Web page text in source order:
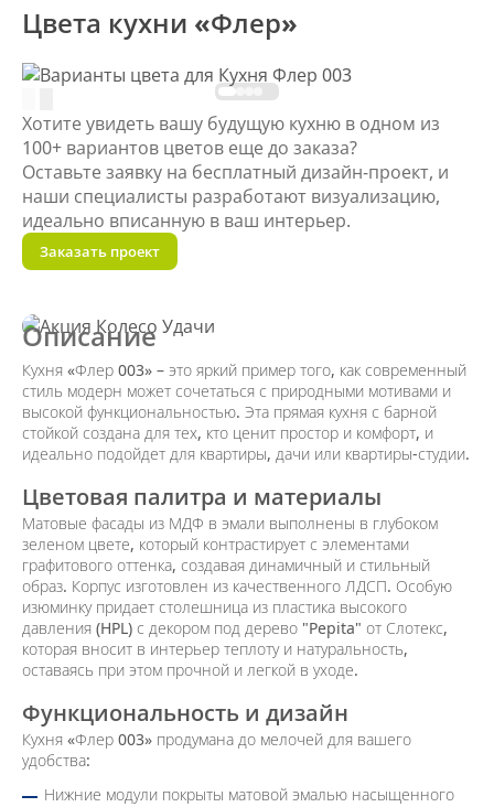
Цвета кухни «Флер»
Хотите увидеть вашу будущую кухню в одном из
100+ вариантов цветов еще до заказа?
Оставьте заявку на бесплатный дизайн-проект, и
наши специалисты разработают визуализацию,
идеально вписанную в ваш интерьер.
Заказать проект
Описание
Кухня «Флер 003» – это яркий пример того, как современный
стиль модерн может сочетаться с природными мотивами и
высокой функциональностью. Эта прямая кухня с барной
стойкой создана для тех, кто ценит простор и комфорт, и
идеально подойдет для квартиры, дачи или квартиры-студии.
Цветовая палитра и материалы
Матовые фасады из МДФ в эмали выполнены в глубоком
зеленом цвете, который контрастирует с элементами
графитового оттенка, создавая динамичный и стильный
образ. Корпус изготовлен из качественного ЛДСП. Особую
изюминку придает столешница из пластика высокого
давления (HPL) с декором под дерево "Pepita" от Слотекс,
которая вносит в интерьер теплоту и натуральность,
оставаясь при этом прочной и легкой в уходе.
Функциональность и дизайн
Кухня «Флер 003» продумана до мелочей для вашего
удобства:
Нижние модули покрыты матовой эмалью насыщенного